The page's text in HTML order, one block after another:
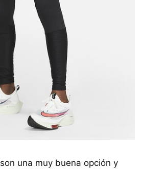
son una muy buena opción y